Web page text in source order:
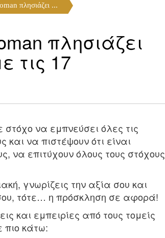
πλησιάζει ...
πλησιάζει
τις 17
στόχο να εμπνεύσει όλες τις
να πιστέψουν ότι είναι
να επιτύχουν όλους τους στόχους
γνωρίζεις την αξία σου και
τότε… η πρόσκληση σε αφορά!
και εμπειρίες από τους τομείς
πιο κάτω: